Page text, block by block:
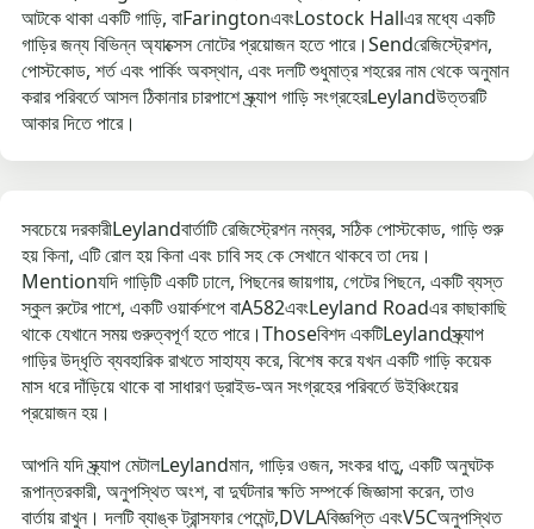
আটকে থাকা একটি গাড়ি, বাFaringtonএবংLostock Hallএর মধ্যে একটি
গাড়ির জন্য বিভিন্ন অ্যাক্সেস নোটের প্রয়োজন হতে পারে।Sendরেজিস্ট্রেশন,
পোস্টকোড, শর্ত এবং পার্কিং অবস্থান, এবং দলটি শুধুমাত্র শহরের নাম থেকে অনুমান
করার পরিবর্তে আসল ঠিকানার চারপাশে স্ক্র্যাপ গাড়ি সংগ্রহেরLeylandউত্তরটি
আকার দিতে পারে।
সবচেয়ে দরকারীLeylandবার্তাটি রেজিস্ট্রেশন নম্বর, সঠিক পোস্টকোড, গাড়ি শুরু
হয় কিনা, এটি রোল হয় কিনা এবং চাবি সহ কে সেখানে থাকবে তা দেয়।
Mentionযদি গাড়িটি একটি ঢালে, পিছনের জায়গায়, গেটের পিছনে, একটি ব্যস্ত
স্কুল রুটের পাশে, একটি ওয়ার্কশপে বাA582এবংLeyland Roadএর কাছাকাছি
থাকে যেখানে সময় গুরুত্বপূর্ণ হতে পারে।Thoseবিশদ একটিLeylandস্ক্র্যাপ
গাড়ির উদ্ধৃতি ব্যবহারিক রাখতে সাহায্য করে, বিশেষ করে যখন একটি গাড়ি কয়েক
মাস ধরে দাঁড়িয়ে থাকে বা সাধারণ ড্রাইভ-অন সংগ্রহের পরিবর্তে উইঞ্চিংয়ের
প্রয়োজন হয়।
আপনি যদি স্ক্র্যাপ মেটালLeylandমান, গাড়ির ওজন, সংকর ধাতু, একটি অনুঘটক
রূপান্তরকারী, অনুপস্থিত অংশ, বা দুর্ঘটনার ক্ষতি সম্পর্কে জিজ্ঞাসা করেন, তাও
বার্তায় রাখুন। দলটি ব্যাঙ্ক ট্রান্সফার পেমেন্ট,DVLAবিজ্ঞপ্তি এবংV5Cঅনুপস্থিত